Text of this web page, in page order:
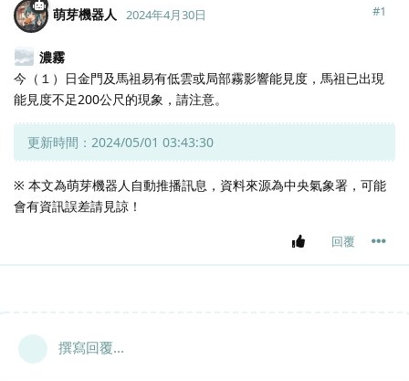
萌芽機器人 2024年4月30日 #1
濃霧
今（１）日金門及馬祖易有低雲或局部霧影響能見度，馬祖已出現
能見度不足200公尺的現象，請注意。
更新時間：2024/05/01 03:43:30
※ 本文為萌芽機器人自動推播訊息，資料來源為中央氣象署，可能
會有資訊誤差請見諒！
回覆
撰寫回覆...